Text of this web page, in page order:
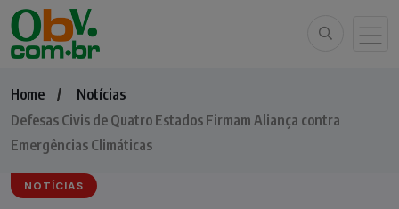
Home
Notícias
Defesas Civis de Quatro Estados Firmam Aliança contra
Emergências Climáticas
NOTÍCIAS